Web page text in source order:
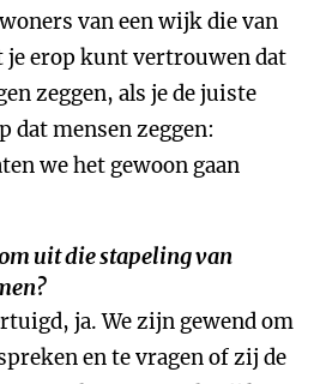
van een wijk die van
je erop kunt vertrouwen dat
zeggen, als je de juiste
dat mensen zeggen:
we het gewoon gaan
uit die stapeling van
ja. We zijn gewend om
en te vragen of zij de